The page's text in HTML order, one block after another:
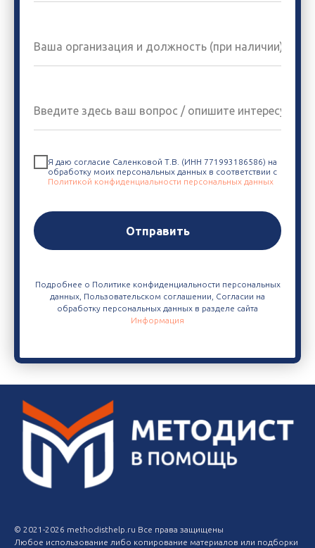
Я даю согласие Саленковой Т.В. (ИНН 771993186586) на
обработку моих персональных данных в соответствии с
Политикой конфиденциальности персональных данных
Отправить
Подробнее о Политике конфиденциальности персональных
данных, Пользовательском соглашении, Согласии на
обработку персональных данных в разделе сайта
Информация
© 2021-2026 methodisthelp.ru Все права защищены
Любое использование либо копирование материалов или подборки